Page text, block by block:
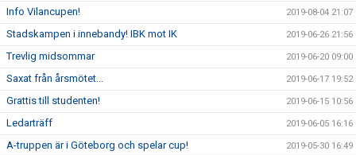
Info Vilancupen! 2019-08-04 21:07
Stadskampen i innebandy! IBK mot IK 2019-06-26 21:56
Trevlig midsommar 2019-06-20 09:00
Saxat från årsmötet... 2019-06-17 19:52
Grattis till studenten! 2019-06-15 10:56
Ledarträff 2019-06-05 16:16
A-truppen är i Göteborg och spelar cup! 2019-05-30 16:49